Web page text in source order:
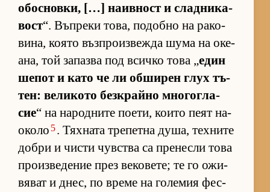
обос­нов­ки, […] на­ив­ност и слад­ни­ка­
вост“. Въп­реки то­ва, по­добно на ра­ко­
ви­на, ко­ято въз­п­ро­из­вежда шума на оке­
а­на, той за­пазва под всичко това „един
ше­пот и като че ли об­ши­рен глух тъ­
тен: ве­ли­кото без­к­райно мно­гог­ла­
сие“ на на­род­ните по­е­ти, ко­ито пеят на­
о­коло 5. Тях­ната тре­петна ду­ша, тех­ните
добри и чисти чув­с­тва са пре­несли това
про­из­ве­де­ние през ве­ко­ве­те; те го ожи­
вя­ват и днес, по време на го­ле­мия фес­